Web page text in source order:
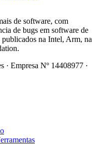
de software, com
de bugs em software de
publicados na Intel, Arm, na
· Empresa Nº 14408977 ·